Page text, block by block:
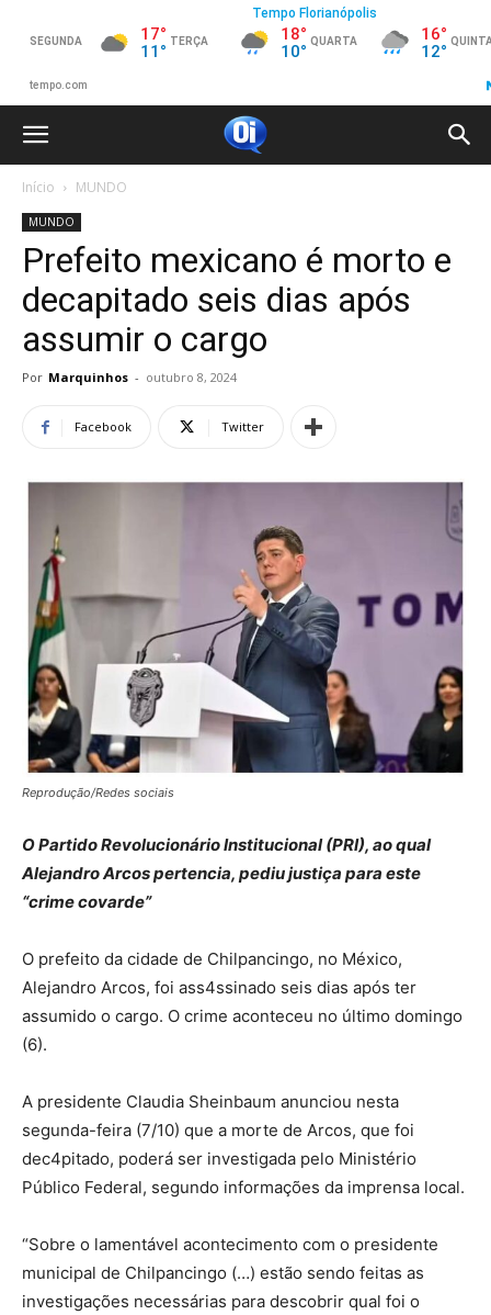
Início MUNDO
MUNDO
Prefeito mexicano é morto e
decapitado seis dias após
assumir o cargo
Por Marquinhos - outubro 8, 2024
Facebook Twitter
Reprodução/Redes sociais
O Partido Revolucionário Institucional (PRI), ao qual
Alejandro Arcos pertencia, pediu justiça para este
“crime covarde”
O prefeito da cidade de Chilpancingo, no México,
Alejandro Arcos, foi ass4ssinado seis dias após ter
assumido o cargo. O crime aconteceu no último domingo
(6).
A presidente Claudia Sheinbaum anunciou nesta
segunda-feira (7/10) que a morte de Arcos, que foi
dec4pitado, poderá ser investigada pelo Ministério
Público Federal, segundo informações da imprensa local.
“Sobre o lamentável acontecimento com o presidente
municipal de Chilpancingo (…) estão sendo feitas as
investigações necessárias para descobrir qual foi o